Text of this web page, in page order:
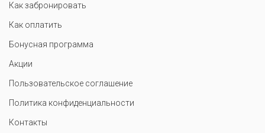
Как забронировать
Как оплатить
Бонусная программа
Акции
Пользовательское соглашение
Политика конфиденциальности
Контакты